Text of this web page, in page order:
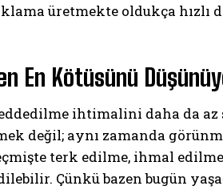
üretmekte oldukça hızlı
En Kötüsünü
ihtimalini daha da az
değil; aynı zamanda
terk edilme, ihmal
Çünkü bazen bugün